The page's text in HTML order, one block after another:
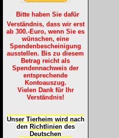
Bitte haben Sie dafür
Verständnis, dass wir erst
ab 300.-Euro, wenn Sie es
wünschen, eine
Spendenbescheinigung
ausstellen. Bis zu diesem
Betrag reicht als
Spendennachweis der
entsprechende
Kontoauszug.
Vielen Dank für Ihr
Verständnis!
Unser Tierheim wird nach
den Richtlinien des
Deutschen